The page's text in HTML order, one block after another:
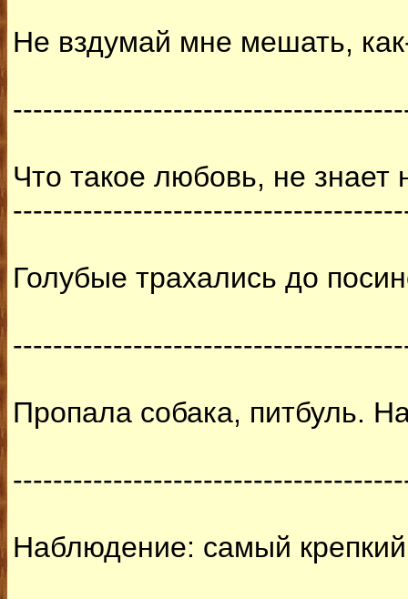
Не вздумай мне мешать,
Что такое любовь, не знает
Голубые трахались до
Пропала собака, питбуль.
Наблюдение: самый крепкий